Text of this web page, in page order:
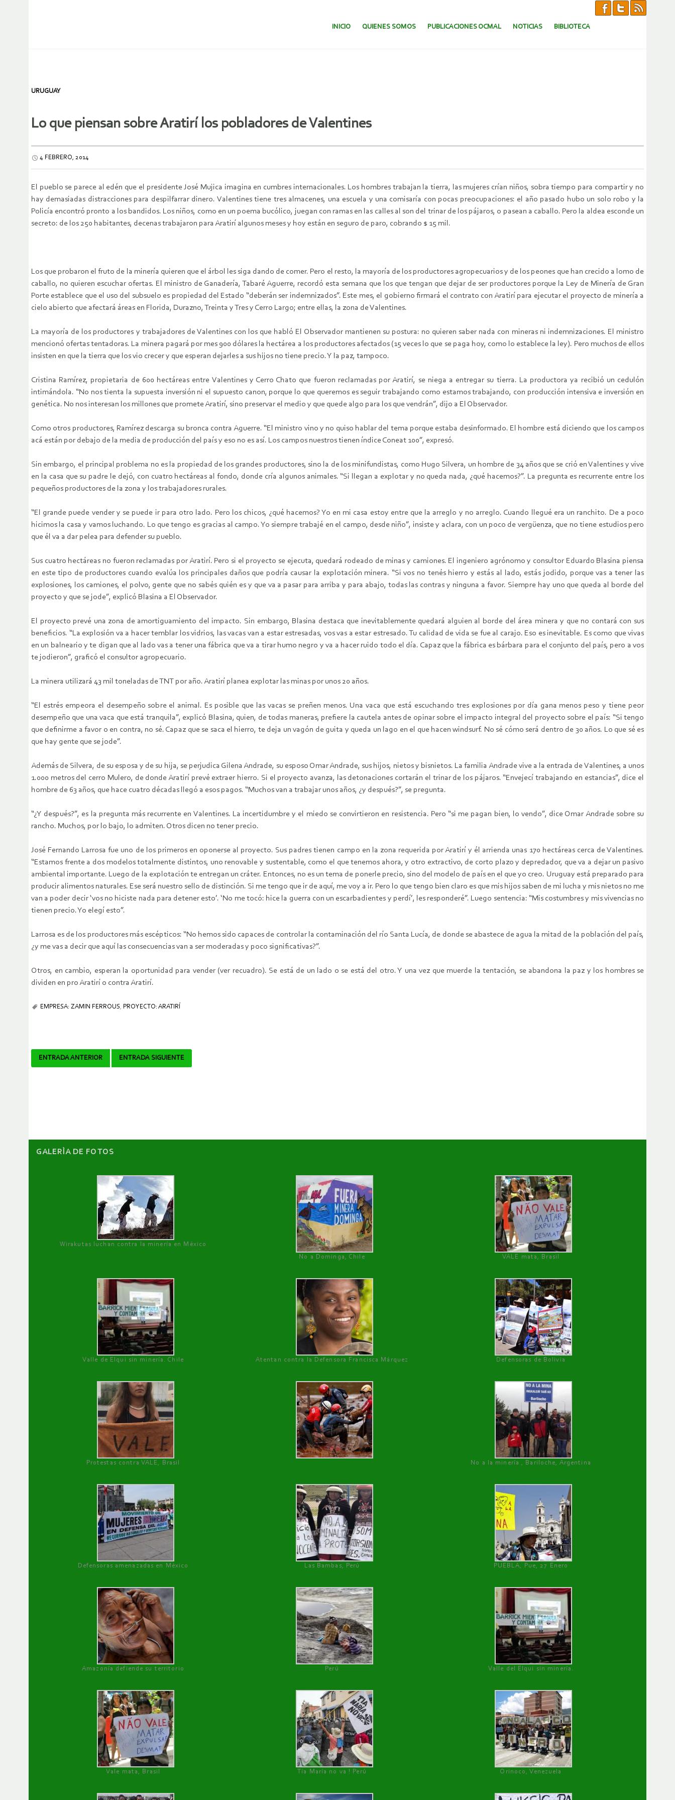
SALTAR AL CONTENIDO.
INICIO QUIENES SOMOS PUBLICACIONES OCMAL NOTICIAS BIBLIOTECA
URUGUAY
Lo que piensan sobre Aratirí los pobladores de Valentines
4 FEBRERO, 2014
El pueblo se parece al edén que el presidente José Mujica imagina en cumbres internacionales. Los hombres trabajan la tierra, las mujeres crían niños, sobra tiempo para compartir y no
hay demasiadas distracciones para despilfarrar dinero. Valentines tiene tres almacenes, una escuela y una comisaría con pocas preocupaciones: el año pasado hubo un solo robo y la
Policía encontró pronto a los bandidos. Los niños, como en un poema bucólico, juegan con ramas en las calles al son del trinar de los pájaros, o pasean a caballo. Pero la aldea esconde un
secreto: de los 250 habitantes, decenas trabajaron para Aratirí algunos meses y hoy están en seguro de paro, cobrando $ 15 mil.
Los que probaron el fruto de la minería quieren que el árbol les siga dando de comer. Pero el resto, la mayoría de los productores agropecuarios y de los peones que han crecido a lomo de
caballo, no quieren escuchar ofertas. El ministro de Ganadería, Tabaré Aguerre, recordó esta semana que los que tengan que dejar de ser productores porque la Ley de Minería de Gran
Porte establece que el uso del subsuelo es propiedad del Estado “deberán ser indemnizados”. Este mes, el gobierno firmará el contrato con Aratirí para ejecutar el proyecto de minería a
cielo abierto que afectará áreas en Florida, Durazno, Treinta y Tres y Cerro Largo; entre ellas, la zona de Valentines.
La mayoría de los productores y trabajadores de Valentines con los que habló El Observador mantienen su postura: no quieren saber nada con mineras ni indemnizaciones. El ministro
mencionó ofertas tentadoras. La minera pagará por mes 900 dólares la hectárea a los productores afectados (15 veces lo que se paga hoy, como lo establece la ley). Pero muchos de ellos
insisten en que la tierra que los vio crecer y que esperan dejarles a sus hijos no tiene precio. Y la paz, tampoco.
Cristina Ramírez, propietaria de 600 hectáreas entre Valentines y Cerro Chato que fueron reclamadas por Aratirí, se niega a entregar su tierra. La productora ya recibió un cedulón
intimándola. “No nos tienta la supuesta inversión ni el supuesto canon, porque lo que queremos es seguir trabajando como estamos trabajando, con producción intensiva e inversión en
genética. No nos interesan los millones que promete Aratirí, sino preservar el medio y que quede algo para los que vendrán”, dijo a El Observador.
Como otros productores, Ramírez descarga su bronca contra Aguerre. “El ministro vino y no quiso hablar del tema porque estaba desinformado. El hombre está diciendo que los campos
acá están por debajo de la media de producción del país y eso no es así. Los campos nuestros tienen índice Coneat 100”, expresó.
Sin embargo, el principal problema no es la propiedad de los grandes productores, sino la de los minifundistas, como Hugo Silvera, un hombre de 34 años que se crió en Valentines y vive
en la casa que su padre le dejó, con cuatro hectáreas al fondo, donde cría algunos animales. “Si llegan a explotar y no queda nada, ¿qué hacemos?”. La pregunta es recurrente entre los
pequeños productores de la zona y los trabajadores rurales.
“El grande puede vender y se puede ir para otro lado. Pero los chicos, ¿qué hacemos? Yo en mi casa estoy entre que la arreglo y no arreglo. Cuando llegué era un ranchito. De a poco
hicimos la casa y vamos luchando. Lo que tengo es gracias al campo. Yo siempre trabajé en el campo, desde niño”, insiste y aclara, con un poco de vergüenza, que no tiene estudios pero
que él va a dar pelea para defender su pueblo.
Sus cuatro hectáreas no fueron reclamadas por Aratirí. Pero si el proyecto se ejecuta, quedará rodeado de minas y camiones. El ingeniero agrónomo y consultor Eduardo Blasina piensa
en este tipo de productores cuando evalúa los principales daños que podría causar la explotación minera. “Si vos no tenés hierro y estás al lado, estás jodido, porque vas a tener las
explosiones, los camiones, el polvo, gente que no sabés quién es y que va a pasar para arriba y para abajo, todas las contras y ninguna a favor. Siempre hay uno que queda al borde del
proyecto y que se jode”, explicó Blasina a El Observador.
El proyecto prevé una zona de amortiguamiento del impacto. Sin embargo, Blasina destaca que inevitablemente quedará alguien al borde del área minera y que no contará con sus
beneficios. “La explosión va a hacer temblar los vidrios, las vacas van a estar estresadas, vos vas a estar estresado. Tu calidad de vida se fue al carajo. Eso es inevitable. Es como que vivas
en un balneario y te digan que al lado vas a tener una fábrica que va a tirar humo negro y va a hacer ruido todo el día. Capaz que la fábrica es bárbara para el conjunto del país, pero a vos
te jodieron”, graficó el consultor agropecuario.
La minera utilizará 43 mil toneladas de TNT por año. Aratirí planea explotar las minas por unos 20 años.
“El estrés empeora el desempeño sobre el animal. Es posible que las vacas se preñen menos. Una vaca que está escuchando tres explosiones por día gana menos peso y tiene peor
desempeño que una vaca que está tranquila”, explicó Blasina, quien, de todas maneras, prefiere la cautela antes de opinar sobre el impacto integral del proyecto sobre el país: “Si tengo
que definirme a favor o en contra, no sé. Capaz que se saca el hierro, te deja un vagón de guita y queda un lago en el que hacen windsurf. No sé cómo será dentro de 30 años. Lo que sé es
que hay gente que se jode”.
Además de Silvera, de su esposa y de su hija, se perjudica Gilena Andrade, su esposo Omar Andrade, sus hijos, nietos y bisnietos. La familia Andrade vive a la entrada de Valentines, a unos
1.000 metros del cerro Mulero, de donde Aratirí prevé extraer hierro. Si el proyecto avanza, las detonaciones cortarán el trinar de los pájaros. “Envejecí trabajando en estancias”, dice el
hombre de 63 años, que hace cuatro décadas llegó a esos pagos. “Muchos van a trabajar unos años, ¿y después?”, se pregunta.
“¿Y después?”, es la pregunta más recurrente en Valentines. La incertidumbre y el miedo se convirtieron en resistencia. Pero “si me pagan bien, lo vendo”, dice Omar Andrade sobre su
rancho. Muchos, por lo bajo, lo admiten. Otros dicen no tener precio.
José Fernando Larrosa fue uno de los primeros en oponerse al proyecto. Sus padres tienen campo en la zona requerida por Aratirí y él arrienda unas 170 hectáreas cerca de Valentines.
“Estamos frente a dos modelos totalmente distintos, uno renovable y sustentable, como el que tenemos ahora, y otro extractivo, de corto plazo y depredador, que va a dejar un pasivo
ambiental importante. Luego de la explotación te entregan un cráter. Entonces, no es un tema de ponerle precio, sino del modelo de país en el que yo creo. Uruguay está preparado para
producir alimentos naturales. Ese será nuestro sello de distinción. Si me tengo que ir de aquí, me voy a ir. Pero lo que tengo bien claro es que mis hijos saben de mi lucha y mis nietos no me
van a poder decir ‘vos no hiciste nada para detener esto’. ‘No me tocó: hice la guerra con un escarbadientes y perdí’, les responderé”. Luego sentencia: “Mis costumbres y mis vivencias no
tienen precio. Yo elegí esto”.
Larrosa es de los productores más escépticos: “No hemos sido capaces de controlar la contaminación del río Santa Lucía, de donde se abastece de agua la mitad de la población del país,
¿y me vas a decir que aquí las consecuencias van a ser moderadas y poco significativas?”.
Otros, en cambio, esperan la oportunidad para vender (ver recuadro). Se está de un lado o se está del otro. Y una vez que muerde la tentación, se abandona la paz y los hombres se
dividen en pro Aratirí o contra Aratirí.
EMPRESA: ZAMIN FERROUS, PROYECTO: ARATIRÍ
Navegador
ENTRADA ANTERIOR ENTRADA SIGUIENTE
GALERÌA DE FOTOS
Wirakutas luchan contra la minería en México
No a Dominga, Chile
VALE mata, Brasil
Valle de Elqui sin minería. Chile Atentan contra la Defensora Francisca Márquez Defensoras de Bolivia
Protestas contra VALE, Brasil No a la minería , Bariloche, Argentina
Defensoras amenazadas en México Las Bambas, Perú PUEBLA, Pue, 27 Enero
Amazonía defiende su territorio Perú Valle del Elqui sin minería.
Vale mata, Brasil Tía María no va ! Perú Orinoco, Venezuela